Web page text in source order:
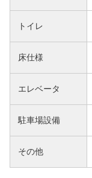
トイレ
床仕様
エレベータ
駐車場設備
その他